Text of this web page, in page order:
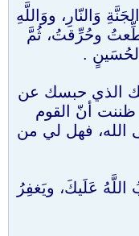
وَالنّارِ، ووَاللَّهِ
قُطِّعتُ وحُرِّقتُ، ثُمَّ
.
الذي حبسك عن
ظننت أنّ القوم
الله، فهل لي من
عَلَيكَ، ويَغفِرُ